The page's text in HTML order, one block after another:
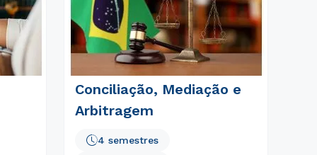
Conciliação, Mediação e
Arbitragem
4 semestres